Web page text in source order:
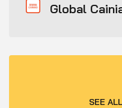
Global
SEE